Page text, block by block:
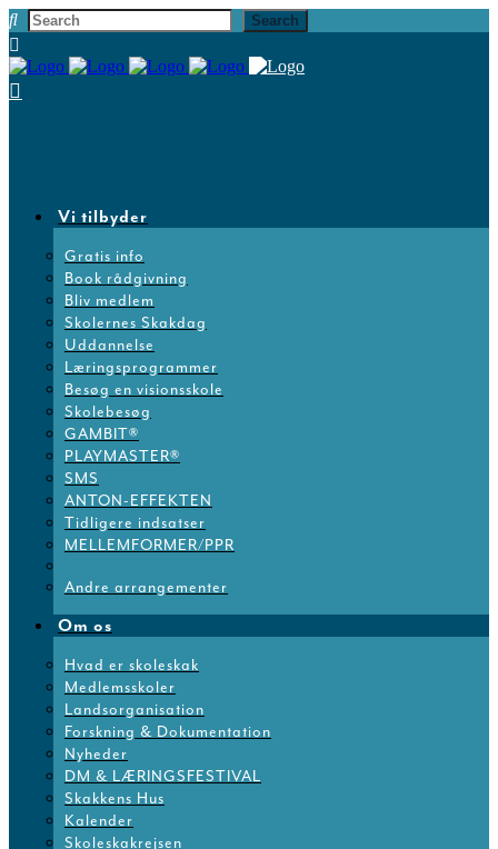
Vi tilbyder
Gratis info
Book rådgivning
Bliv medlem
Skolernes Skakdag
Uddannelse
Læringsprogrammer
Besøg en visionsskole
Skolebesøg
GAMBIT®
PLAYMASTER®
SMS
ANTON-EFFEKTEN
Tidligere indsatser
MELLEMFORMER/PPR
Andre arrangementer
Om os
Hvad er skoleskak
Medlemsskoler
Landsorganisation
Forskning & Dokumentation
Nyheder
DM & LÆRINGSFESTIVAL
Skakkens Hus
Kalender
Skoleskakrejsen